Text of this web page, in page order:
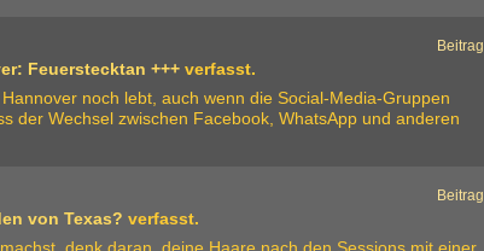
Feuerstecktan +++ verfasst.
Beitrag
noch lebt, auch wenn die Social-Media-Gruppen
der Wechsel zwischen Facebook, WhatsApp und anderen
von Texas? verfasst.
Beitrag
denk daran, deine Haare nach den Sessions mit einer